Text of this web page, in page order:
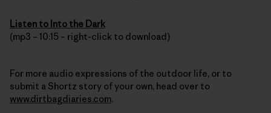
Listen to Into the Dark
(mp3 – 10:15 – right-click to download)
For more audio expressions of the outdoor life, or to
submit a Shortz story of your own, head over to
www.dirtbagdiaries.com.